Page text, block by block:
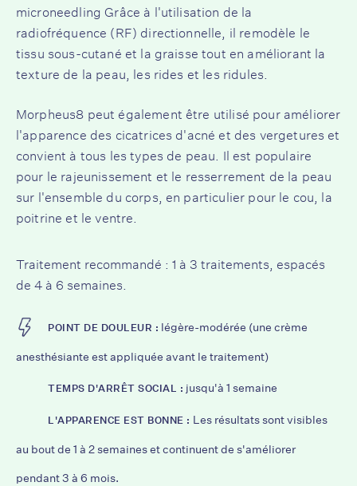
microneedling Grâce à l'utilisation de la
radiofréquence (RF) directionnelle, il remodèle le
tissu sous-cutané et la graisse tout en améliorant la
texture de la peau, les rides et les ridules.
Morpheus8 peut également être utilisé pour améliorer
l'apparence des cicatrices d'acné et des vergetures et
convient à tous les types de peau. Il est populaire
pour le rajeunissement et le resserrement de la peau
sur l'ensemble du corps, en particulier pour le cou, la
poitrine et le ventre.
Traitement recommandé : 1 à 3 traitements, espacés
de 4 à 6 semaines.
POINT DE DOULEUR : légère-modérée (une crème
anesthésiante est appliquée avant le traitement)
TEMPS D'ARRÊT SOCIAL : jusqu'à 1 semaine
L'APPARENCE EST BONNE : Les résultats sont visibles
au bout de 1 à 2 semaines et continuent de s'améliorer
pendant 3 à 6 mois.